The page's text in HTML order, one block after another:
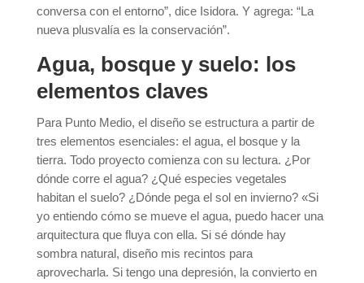
conversa con el entorno”, dice Isidora. Y agrega: “La
nueva plusvalía es la conservación”.
Agua, bosque y suelo: los
elementos claves
Para Punto Medio, el diseño se estructura a partir de
tres elementos esenciales: el agua, el bosque y la
tierra. Todo proyecto comienza con su lectura. ¿Por
dónde corre el agua? ¿Qué especies vegetales
habitan el suelo? ¿Dónde pega el sol en invierno? «Si
yo entiendo cómo se mueve el agua, puedo hacer una
arquitectura que fluya con ella. Si sé dónde hay
sombra natural, diseño mis recintos para
aprovecharla. Si tengo una depresión, la convierto en